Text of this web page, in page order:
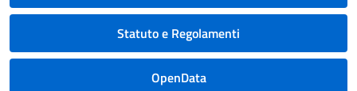
Statuto e Regolamenti
OpenData